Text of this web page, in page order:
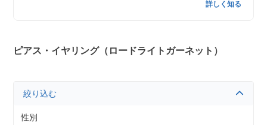
詳しく知る
ピアス・イヤリング（ロードライトガーネット）
絞り込む
性別